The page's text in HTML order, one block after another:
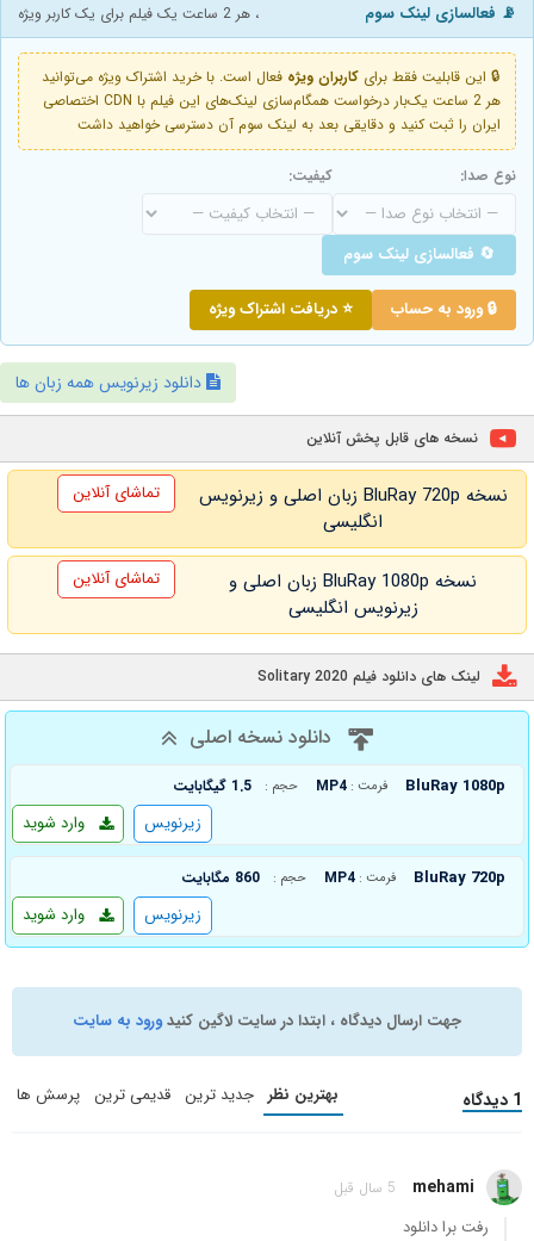
📡 فعالسازی لینک سوم ، هر 2 ساعت یک فیلم برای یک کاربر ویژه
🔒 این قابلیت فقط برای کاربران ویژه فعال است. با خرید اشتراک ویژه می‌توانید
هر 2 ساعت یک‌بار درخواست همگام‌سازی لینک‌های این فیلم با CDN اختصاصی
ایران را ثبت کنید و دقایقی بعد به لینک سوم آن دسترسی خواهید داشت
نوع صدا: کیفیت:
🔄 فعالسازی لینک سوم
🔒 ورود به حساب ⭐ دریافت اشتراک ویژه
دانلود زیرنویس همه زبان ها
نسخه های قابل پخش آنلاین
نسخه BluRay 720p زبان اصلی و زیرنویس
انگلیسی
تماشای آنلاین
نسخه BluRay 1080p زبان اصلی و
زیرنویس انگلیسی
تماشای آنلاین
لینک های دانلود فیلم Solitary 2020
دانلود نسخه اصلی
BluRay 1080p فرمت : MP4 حجم : 1.5 گیگابایت
وارد شوید زیرنویس
BluRay 720p فرمت : MP4 حجم : 860 مگابایت
وارد شوید زیرنویس
جهت ارسال دیدگاه ، ابتدا در سایت لاگین کنیدورود به سایت
1 دیدگاه بهترین نظر جدید ترین قدیمی ترین پرسش ها
mehami 5 سال قبل
رفت برا دانلود